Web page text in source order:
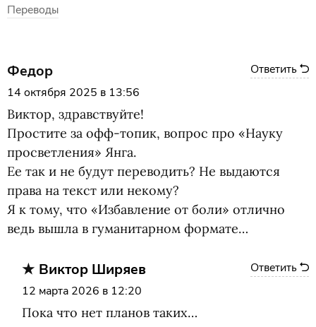
Переводы
Ответить
Федор
14 октября 2025 в 13:56
Виктор, здравствуйте!
Простите за офф-топик, вопрос про «Науку
просветления» Янга.
Ее так и не будут переводить? Не выдаются
права на текст или некому?
Я к тому, что «Избавление от боли» отлично
ведь вышла в гуманитарном формате…
Ответить
Виктор Ширяев
12 марта 2026 в 12:20
Пока что нет планов таких…